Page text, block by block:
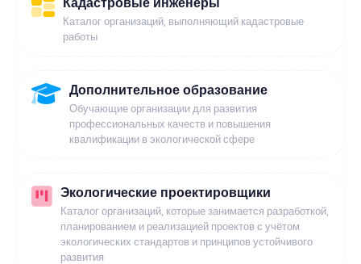
Каталог организаций, выполняющий кадастровые
работы
Дополнительное образование
Обучающие организации для развития
профессиональных качеств и повышения
квалификации в экологической сфере
Экологические проектировщики
Каталог организаций, которые занимается разработкой,
планированием и реализацией проектов с учётом
экологических стандартов и принципов устойчивого
развития